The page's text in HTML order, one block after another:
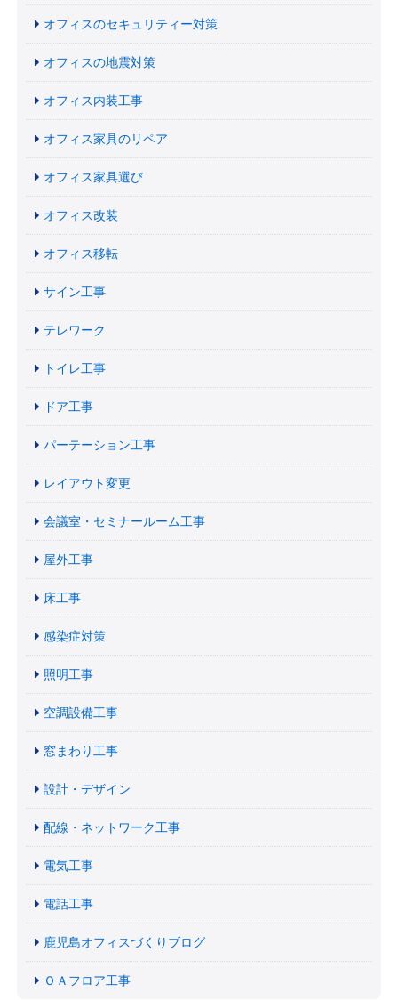
オフィスのセキュリティー対策
オフィスの地震対策
オフィス内装工事
オフィス家具のリペア
オフィス家具選び
オフィス改装
オフィス移転
サイン工事
テレワーク
トイレ工事
ドア工事
パーテーション工事
レイアウト変更
会議室・セミナールーム工事
屋外工事
床工事
感染症対策
照明工事
空調設備工事
窓まわり工事
設計・デザイン
配線・ネットワーク工事
電気工事
電話工事
鹿児島オフィスづくりブログ
ＯＡフロア工事